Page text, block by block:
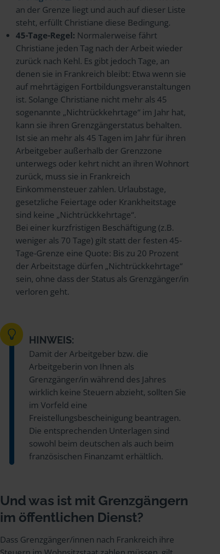
an der Grenze liegt und auch auf dieser Liste
steht, erfüllt Christiane diese Bedingung.
45-Tage-Regel: Normalerweise fährt
Christiane jeden Tag nach der Arbeit wieder
zurück nach Kehl. Es gibt jedoch Tage, an
denen sie in Frankreich bleibt: Etwa wenn sie
auf mehrtägigen Fortbildungsveranstaltungen
ist. Solange Christiane nicht mehr als 45
sogenannte „Nichtrückkehrtage“ im Jahr hat,
kann sie ihren Grenzgängerstatus behalten.
Ist sie an mehr als 45 Tagen im Jahr für ihren
Arbeitgeber außerhalb der Grenzzone
unterwegs oder kehrt nicht an ihren Wohnort
zurück, muss sie in Frankreich
Einkommensteuer zahlen. Urlaubstage,
gesetzliche Feiertage oder Krankheitstage
sind keine „Nichtrückkehrtage“.
Bei einer kurzfristigen Beschäftigung (z.B.
weniger als 70 Tage) gilt statt der festen 45-
Tage-Grenze eine Quote: Bis zu 20 Prozent
der Arbeitstage dürfen „Nichtrückkehrtage“
sein, ohne dass der Status als Grenzgänger/in
verloren geht.
HINWEIS:
Damit der Arbeitgeber bzw. die
Arbeitgeberin von Ihnen als
Grenzgänger/in während des Jahres
wirklich keine Steuern abzieht, sollten Sie
im Vorfeld eine
Freistellungsbescheinigung beantragen.
Die entsprechenden Unterlagen sind
sowohl beim deutschen als auch beim
französischen Finanzamt erhältlich.
Und was ist mit Grenzgängern
im öffentlichen Dienst?
Dass Grenzgänger/innen nach Frankreich ihre